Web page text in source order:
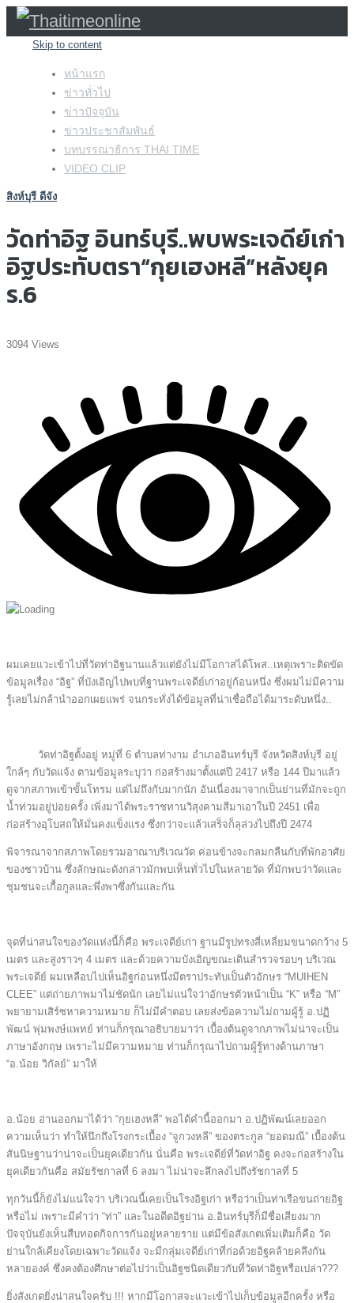
Skip to content
หน้าแรก
ข่าวทั่วไป
ข่าวปัจจุบัน
ข่าวประชาสัมพันธ์
บทบรรณาธิการ THAI TIME
VIDEO CLIP
สิงห์บุรี ดีจัง
วัดท่าอิฐ อินทร์บุรี..พบพระเจดีย์เก่า
อิฐประทับตรา“กุยเฮงหลี”หลังยุค
ร.6
3094 Views
ผมเคยแวะเข้าไปที่วัดท่าอิฐนานแล้วแต่ยังไม่มีโอกาสได้โพส..เหตุเพราะติดขัด
ข้อมูลเรื่อง “อิฐ” ที่บังเอิญไปพบที่ฐานพระเจดีย์เก่าอยู่ก้อนหนึ่ง ซึ่งผมไม่มีความ
รู้เลยไม่กล้านำออกเผยแพร่ จนกระทั่งได้ข้อมูลที่น่าเชื่อถือได้มาระดับหนึ่ง..
วัดท่าอิฐตั้งอยู่ หมู่ที่ 6 ตำบลท่างาม อำเภออินทร์บุรี จังหวัดสิงห์บุรี อยู่
ใกล้ๆ กับวัดแจ้ง ตามข้อมูลระบุว่า ก่อสร้างมาตั้งแต่ปี 2417 หรือ 144 ปีมาแล้ว
ดูจากสภาพเข้าขั้นโทรม แต่ไม่ถึงกับมากนัก อันเนื่องมาจากเป็นย่านที่มักจะถูก
น้ำท่วมอยู่บ่อยครั้ง เพิ่งมาได้พระราชทานวิสุงคามสีมาเอาในปี 2451 เพื่อ
ก่อสร้างอุโบสถให้มั่นคงแข็งแรง ซึ่งกว่าจะแล้วเสร็จก็ลุล่วงไปถึงปี 2474
พิจารณาจากสภาพโดยรวมอาณาบริเวณวัด ค่อนข้างจะกลมกลืนกับที่พักอาศัย
ของชาวบ้าน ซึ่งลักษณะดังกล่าวมักพบเห็นทั่วไปในหลายวัด ที่มักพบว่าวัดและ
ชุมชนจะเกื้อกูลและพึ่งพาซึ่งกันและกัน
จุดที่น่าสนใจของวัดแห่งนี้ก็คือ พระเจดีย์เก่า ฐานมีรูปทรงสี่เหลี่ยมขนาดกว้าง 5
เมตร และสูงราวๆ 4 เมตร และด้วยความบังเอิญขณะเดินสำรวจรอบๆ บริเวณ
พระเจดีย์ ผมเหลือบไปเห็นอิฐก่อนหนึ่งมีตราประทับเป็นตัวอักษร “MUIHEN
CLEE” แต่ถ่ายภาพมาไม่ชัดนัก เลยไม่แน่ใจว่าอักษรตัวหน้าเป็น “K” หรือ “M”
พยายามเสิร์ซหาความหมาย ก็ไม่มีคำตอบ เลยส่งข้อความไม่ถามผู้รู้ อ.ปฏิ
พัฒน์ พุ่มพงษ์แพทย์ ท่านก็กรุณาอธิบายมาว่า เบื้องต้นดูจากภาพไม่น่าจะเป็น
ภาษาอังกฤษ เพราะไม่มีความหมาย ท่านก็กรุณาไปถามผู้รู้ทางด้านภาษา
“อ.น้อย วิกัลย์” มาให้
อ.น้อย อ่านออกมาได้ว่า “กุยเฮงหลี” พอได้คำนี้ออกมา อ.ปฏิพัฒน์เลยออก
ความเห็นว่า ทำให้นึกถึงโรงกระเบื้อง “จูกวงหลี” ของตระกูล “ยอดมณี” เบื้องต้น
สันนิษฐานว่าน่าจะเป็นยุคเดียวกัน นั่นคือ พระเจดีย์ที่วัดท่าอิฐ คงจะก่อสร้างใน
ยุคเดียวกันคือ สมัยรัชกาลที่ 6 ลงมา ไม่น่าจะลึกลงไปถึงรัชกาลที่ 5
ทุกวันนี้ก็ยังไม่แน่ใจว่า บริเวณนี้เคยเป็นโรงอิฐเก่า หรือว่าเป็นท่าเรือขนถ่ายอิฐ
หรือไม่ เพราะมีคำว่า “ท่า” และในอดีตอิฐย่าน อ.อินทร์บุรีก็มีชื่อเสียงมาก
ปัจจุบันยังเห็นสืบทอดกิจการกันอยู่หลายราย แต่มีข้อสังเกตเพิ่มเติมก็คือ วัด
ย่านใกล้เคียงโดยเฉพาะวัดแจ้ง จะมีกลุ่มเจดีย์เก่าที่ก่อด้วยอิฐคล้ายคลึงกัน
หลายองค์ ซึ่งคงต้องศึกษาต่อไปว่าเป็นอิฐชนิดเดียวกับที่วัดท่าอิฐหรือเปล่า???
ยิ่งสังเกตยิ่งน่าสนใจครับ !!! หากมีโอกาสจะแวะเข้าไปเก็บข้อมูลอีกครั้ง หรือ